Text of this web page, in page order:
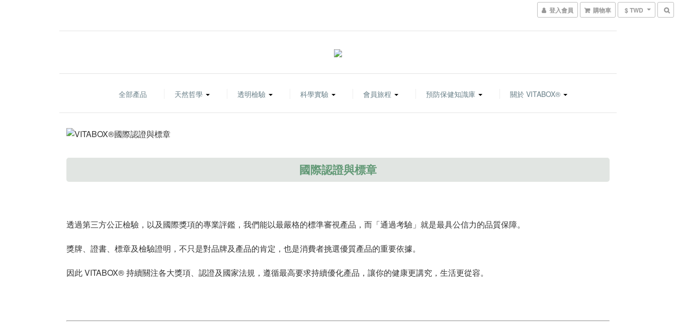
登入會員 購物車 $ TWD
全部產品 天然哲學 透明檢驗 科學實驗 會員旅程 預防保健知識庫 關於 VITABOX®
國際認證與標章
透過第三方公正檢驗，以及國際獎項的專業評鑑，我們能以最嚴格的標準審視產品，而「通過考驗」就是最具公信力的品質保障。
獎牌、證書、標章及檢驗證明，不只是對品牌及產品的肯定，也是消費者挑選優質產品的重要依據。
因此 VITABOX® 持續關注各大獎項、認證及國家法規，遵循最高要求持續優化產品，讓你的健康更講究，生活更從容。